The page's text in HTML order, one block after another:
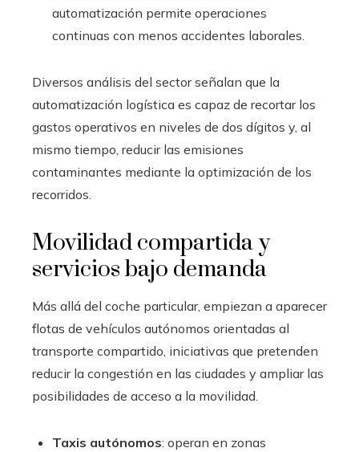
automatización permite operaciones
continuas con menos accidentes laborales.
Diversos análisis del sector señalan que la
automatización logística es capaz de recortar los
gastos operativos en niveles de dos dígitos y, al
mismo tiempo, reducir las emisiones
contaminantes mediante la optimización de los
recorridos.
Movilidad compartida y
servicios bajo demanda
Más allá del coche particular, empiezan a aparecer
flotas de vehículos autónomos orientadas al
transporte compartido, iniciativas que pretenden
reducir la congestión en las ciudades y ampliar las
posibilidades de acceso a la movilidad.
Taxis autónomos: operan en zonas